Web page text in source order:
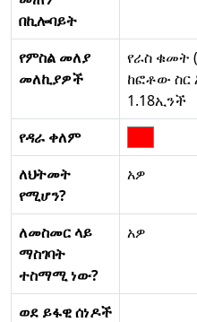
በኪሎባይት
የምስል መለያ
መለኪያዎች
የራስ ቁመት
ከፎቶው ስር
1.18ኢንች
የዳራ ቀለም
ለህትመት
የሚሆን?
አዎ
ለመስመር ላይ
ማስገባት
ተስማሚ ነው?
አዎ
ወደ ይፋዊ ሰነዶች